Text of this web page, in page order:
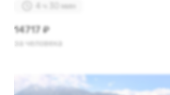
4 ч 30 мин
14717 ₽
за человека